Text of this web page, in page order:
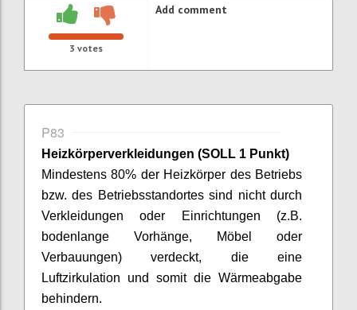
3 votes
Add comment
P83
Heizkörperverkleidungen (SOLL 1 Punkt)
Mindestens 80% der Heizkörper des Betriebs
bzw. des Betriebsstandortes sind nicht durch
Verkleidungen oder Einrichtungen (z.B.
bodenlange Vorhänge, Möbel oder
Verbauungen) verdeckt, die eine
Luftzirkulation und somit die Wärmeabgabe
behindern.